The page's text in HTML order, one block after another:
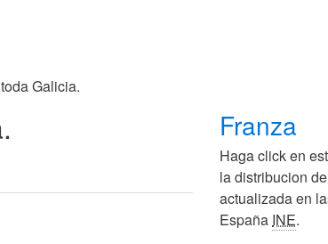
Galicia.
Franza
Haga click en
la distribucion
actualizada en
España INE.